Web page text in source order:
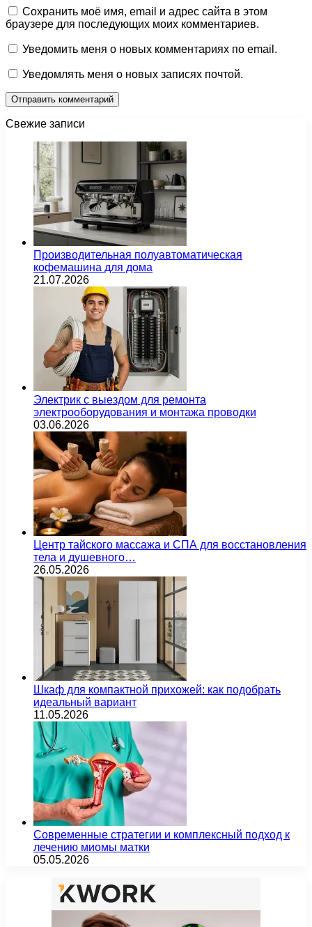
Сохранить моё имя, email и адрес сайта в этом
браузере для последующих моих комментариев.
Уведомить меня о новых комментариях по email.
Уведомлять меня о новых записях почтой.
Свежие записи
Производительная полуавтоматическая
кофемашина для дома
21.07.2026
Электрик с выездом для ремонта
электрооборудования и монтажа проводки
03.06.2026
Центр тайского массажа и СПА для восстановления
тела и душевного…
26.05.2026
Шкаф для компактной прихожей: как подобрать
идеальный вариант
11.05.2026
Современные стратегии и комплексный подход к
лечению миомы матки
05.05.2026